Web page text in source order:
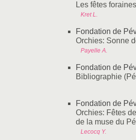
Les fêtes foraines
Kret L.
Fondation de
Orchies: Sonne
Payelle A.
Fondation de
Bibliographie
Fondation de
Orchies: Fêtes
de la muse du
Lecocq Y.